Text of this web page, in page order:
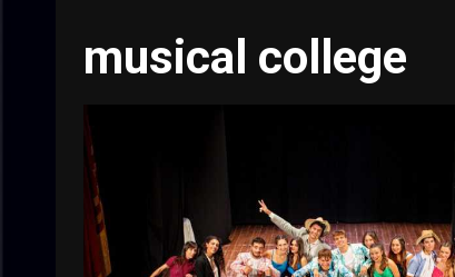
musical college